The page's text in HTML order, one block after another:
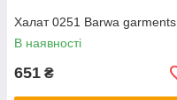
Халат 0251 Barwa garments
В наявності
651 ₴